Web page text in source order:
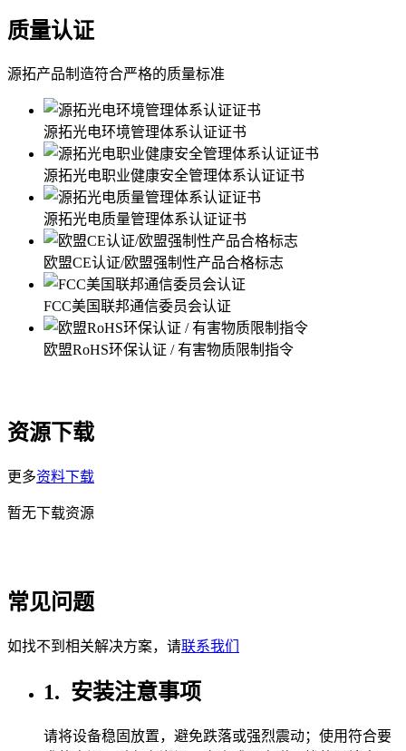
质量认证
源拓产品制造符合严格的质量标准
源拓光电环境管理体系认证证书
源拓光电职业健康安全管理体系认证证书
源拓光电质量管理体系认证证书
欧盟CE认证/欧盟强制性产品合格标志
FCC美国联邦通信委员会认证
欧盟RoHS环保认证 / 有害物质限制指令
资源下载
更多资料下载
暂无下载资源
常见问题
如找不到相关解决方案，请联系我们
1. 安装注意事项
请将设备稳固放置，避免跌落或强烈震动；使用符合要